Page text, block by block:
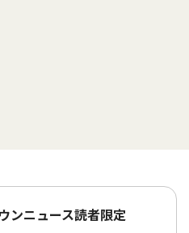
ンニュース読者限定